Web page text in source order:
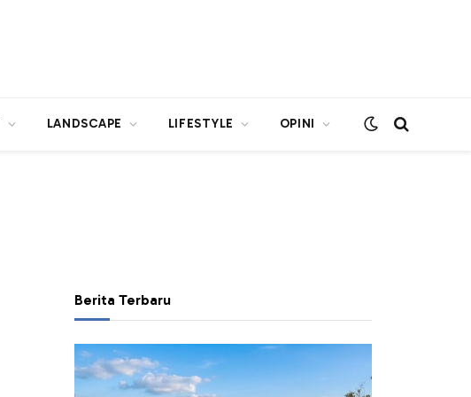
LANDSCAPE LIFESTYLE OPINI
Berita Terbaru